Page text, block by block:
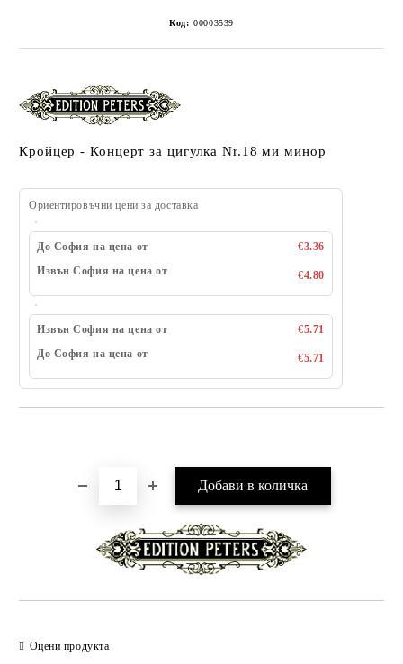
Код: 00003539
Кройцер - Концерт за цигулка Nr.18 ми минор
Ориентировъчни цени за доставка
До София на цена от
€3.36
Извън София на цена от
€4.80
Извън София на цена от
€5.71
До София на цена от
€5.71
Оцени продукта